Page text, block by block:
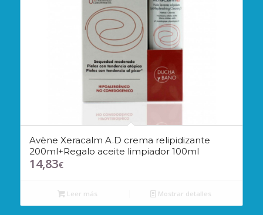
Avène Xeracalm A.D crema relipidizante
200ml+Regalo aceite limpiador 100ml
14,83€
Leer más Mostrar detalles